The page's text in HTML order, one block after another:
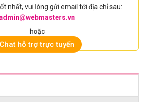
nhất, vui lòng gửi email tới địa chỉ sau:
hoặc
Chat hỗ trợ trực tuyến